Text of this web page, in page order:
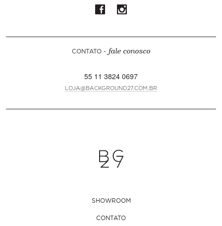
CONTATO - fale conosco
55 11 3824 0697
LOJA@BACKGROUND27.COM.BR
SHOWROOM
CONTATO